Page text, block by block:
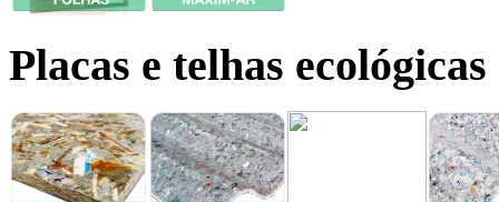
Placas e telhas ecológicas